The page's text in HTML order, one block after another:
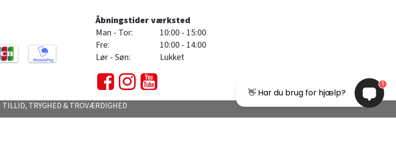
Åbningstider værksted
Man - Tor:
10:00 - 15:00
Fre:
10:00 - 14:00
Lør - Søn:
Lukket
TILLID, TRYGHED & TROVÆRDIGHED
👋 Har du brug for hjælp?
1